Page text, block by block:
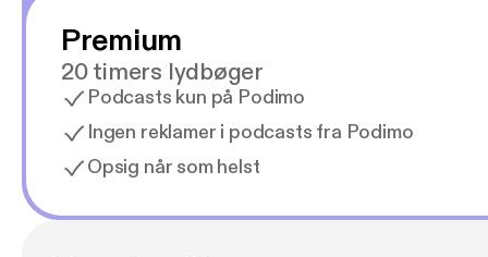
Premium
20 timers lydbøger
Podcasts kun på Podimo
Ingen reklamer i podcasts fra Podimo
Opsig når som helst